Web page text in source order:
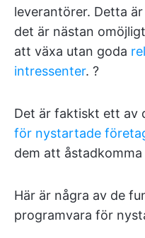
leverantörer. Detta
det är nästan
att växa utan goda
intressenter. ?
Det är faktiskt ett av
för nystartade
dem att
Här är några av de
programvara för